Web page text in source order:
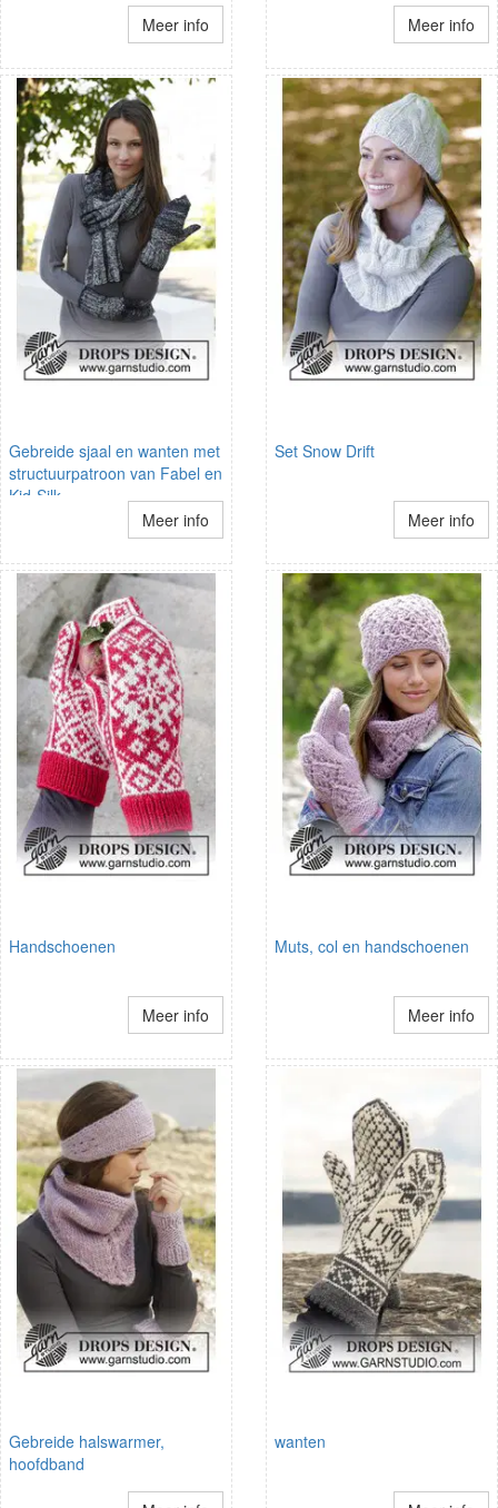
Meer info Meer info
Gebreide sjaal en wanten met
structuurpatroon van Fabel en
Kid-Silk.
Meer info
Set Snow Drift
Meer info
Handschoenen
Meer info
Muts, col en handschoenen
Meer info
Gebreide halswarmer,
hoofdband
wanten